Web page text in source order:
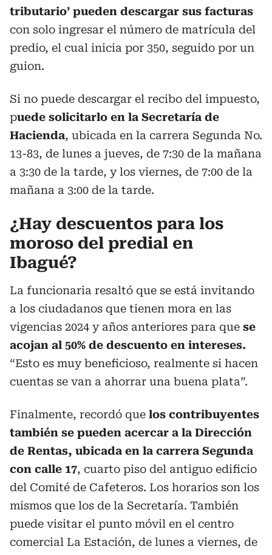
tributario’ pueden descargar sus facturas
con solo ingresar el número de matrícula del
predio, el cual inicia por 350, seguido por un
guion.
Si no puede descargar el recibo del impuesto,
puede solicitarlo en la Secretaría de
Hacienda, ubicada en la carrera Segunda No.
13-83, de lunes a jueves, de 7:30 de la mañana
a 3:30 de la tarde, y los viernes, de 7:00 de la
mañana a 3:00 de la tarde.
¿Hay descuentos para los
moroso del predial en
Ibagué?
La funcionaria resaltó que se está invitando
a los ciudadanos que tienen mora en las
vigencias 2024 y años anteriores para que se
acojan al 50% de descuento en intereses.
“Esto es muy beneficioso, realmente si hacen
cuentas se van a ahorrar una buena plata”.
Finalmente, recordó que los contribuyentes
también se pueden acercar a la Dirección
de Rentas, ubicada en la carrera Segunda
con calle 17, cuarto piso del antiguo edificio
del Comité de Cafeteros. Los horarios son los
mismos que los de la Secretaría. También
puede visitar el punto móvil en el centro
comercial La Estación, de lunes a viernes, de